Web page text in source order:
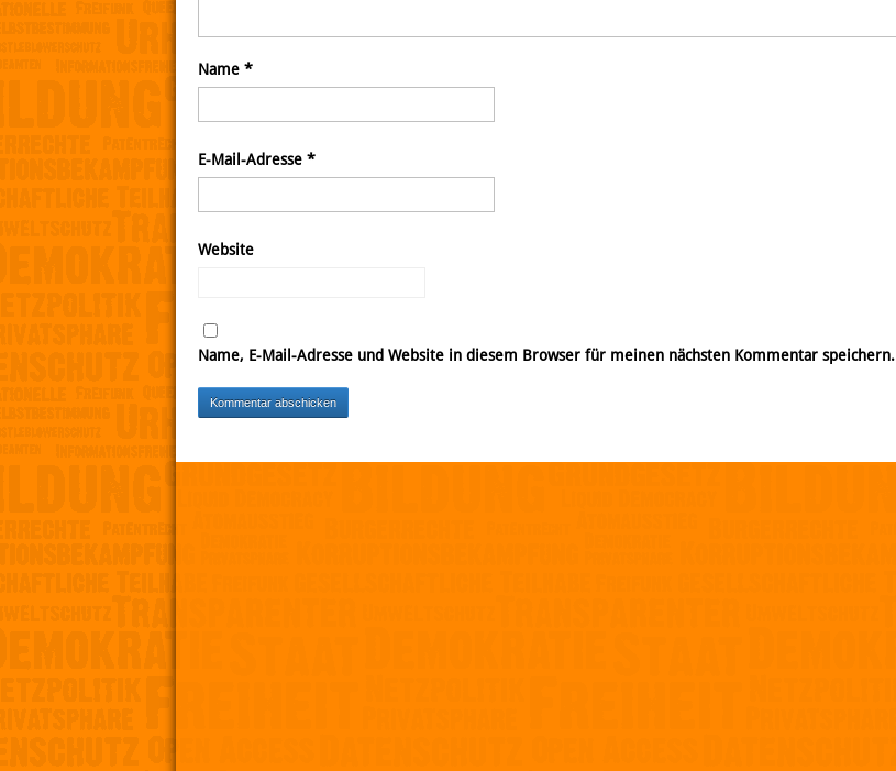
Name *
E-Mail-Adresse *
Website
Name, E-Mail-Adresse und Website in diesem Browser für meinen nächsten Kommentar speichern.